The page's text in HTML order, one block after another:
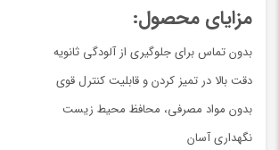
مزایای محصول:
بدون تماس برای جلوگیری از آلودگی ثانویه
دقت بالا در تمیز کردن و قابلیت کنترل قوی
بدون مواد مصرفی، محافظ محیط زیست
نگهداري آسان